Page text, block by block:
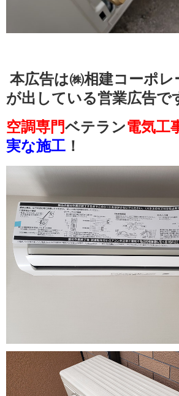
本広告は㈱相建コーポレ
が出している営業広告で
空調専門ベテラン電気工
実な施工 ！